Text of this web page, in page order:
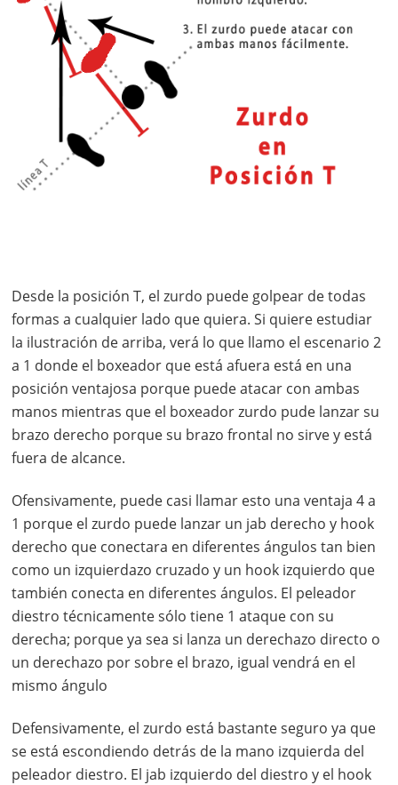
Desde la posición T, el zurdo puede golpear de todas
formas a cualquier lado que quiera. Si quiere estudiar
la ilustración de arriba, verá lo que llamo el escenario 2
a 1 donde el boxeador que está afuera está en una
posición ventajosa porque puede atacar con ambas
manos mientras que el boxeador zurdo pude lanzar su
brazo derecho porque su brazo frontal no sirve y está
fuera de alcance.
Ofensivamente, puede casi llamar esto una ventaja 4 a
1 porque el zurdo puede lanzar un jab derecho y hook
derecho que conectara en diferentes ángulos tan bien
como un izquierdazo cruzado y un hook izquierdo que
también conecta en diferentes ángulos. El peleador
diestro técnicamente sólo tiene 1 ataque con su
derecha; porque ya sea si lanza un derechazo directo o
un derechazo por sobre el brazo, igual vendrá en el
mismo ángulo
Defensivamente, el zurdo está bastante seguro ya que
se está escondiendo detrás de la mano izquierda del
peleador diestro. El jab izquierdo del diestro y el hook